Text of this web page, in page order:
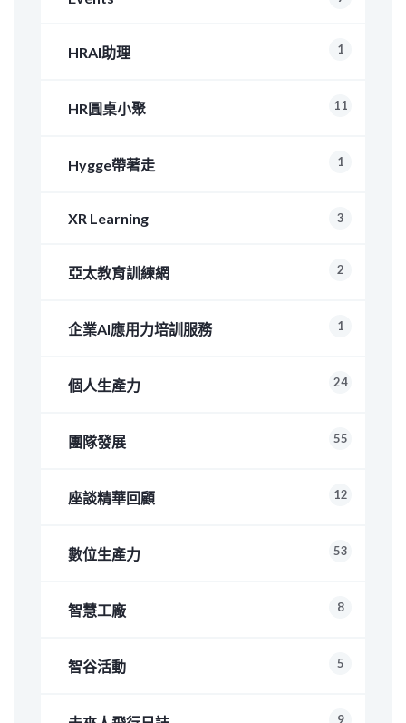
HRAI助理 1
HR圓桌小聚 11
Hygge帶著走 1
XR Learning 3
亞太教育訓練網 2
企業AI應用力培訓服務 1
個人生產力 24
團隊發展 55
座談精華回顧 12
數位生產力 53
智慧工廠 8
智谷活動 5
9